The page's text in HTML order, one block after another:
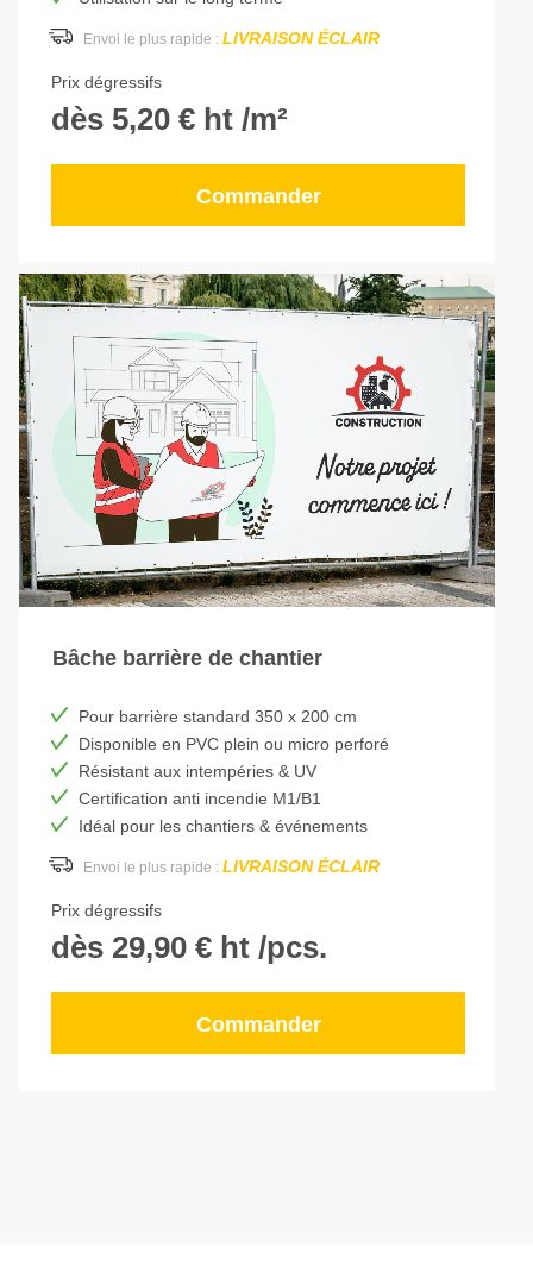
Envoi le plus rapide : LIVRAISON ÉCLAIR
Prix dégressifs
dès 5,20 € ht /m²
Commander
Bâche barrière de chantier
Pour barrière standard 350 x 200 cm
Disponible en PVC plein ou micro perforé
Résistant aux intempéries & UV
Certification anti incendie M1/B1
Idéal pour les chantiers & événements
Envoi le plus rapide : LIVRAISON ÉCLAIR
Prix dégressifs
dès 29,90 € ht /pcs.
Commander